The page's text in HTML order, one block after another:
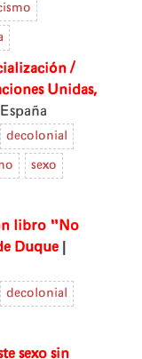
/
Unidas,
decolonial
sexo
libro "No
Duque
decolonial
sexo sin